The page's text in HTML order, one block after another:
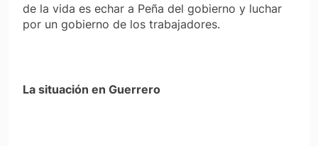
de la vida es echar a Peña del gobierno y luchar
por un gobierno de los trabajadores.
La situación en Guerrero